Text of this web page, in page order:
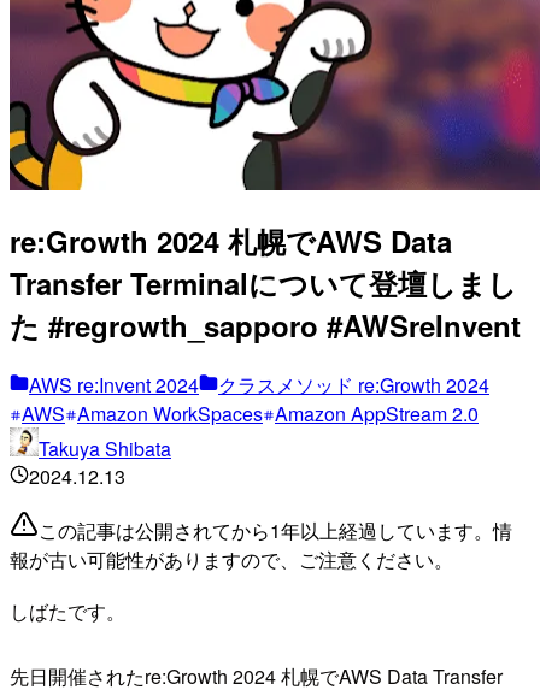
re:Growth 2024 札幌でAWS Data
Transfer Terminalについて登壇しまし
た #regrowth_sapporo #AWSreInvent
AWS re:Invent 2024
クラスメソッド re:Growth 2024
AWS Amazon WorkSpaces Amazon AppStream 2.0
Takuya Shibata
2024.12.13
この記事は公開されてから1年以上経過しています。情
報が古い可能性がありますので、ご注意ください。
しばたです。
先日開催されたre:Growth 2024 札幌でAWS Data Transfer